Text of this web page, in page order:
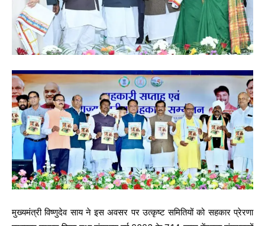
मुख्यमंत्री विष्णुदेव साय ने इस अवसर पर उत्कृष्ट समितियों को सहकार प्रेरणा